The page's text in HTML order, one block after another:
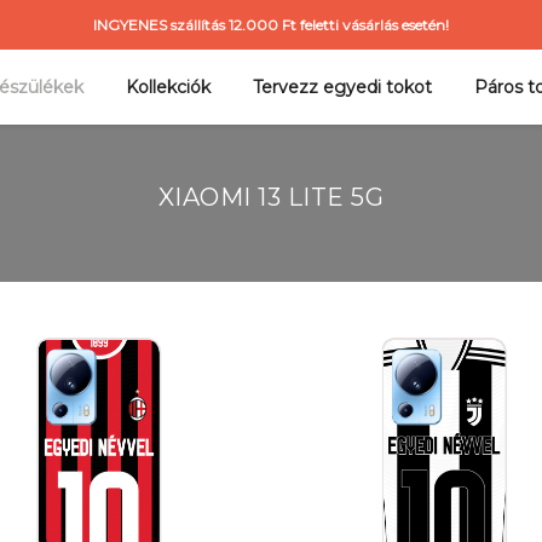
INGYENES szállítás 12.000 Ft feletti vásárlás esetén!
Kollekciók Tervezz egyedi tokot Páros
XIAOMI 13 LITE 5G